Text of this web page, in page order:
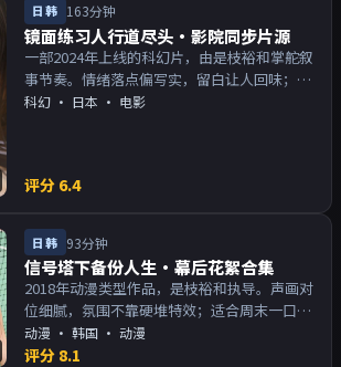
日韩 163分钟
镜面练习人行道尽头·影院同步片源
一部2024年上线的科幻片，由是枝裕和掌舵叙
事节奏。情绪落点偏写实，留白让人回味；片
尾余韵足，讨论空间大。主演以演技派为主，
科幻 · 日本 · 电影
评分 6.4
日韩 93分钟
信号塔下备份人生·幕后花絮合集
2018年动漫类型作品，是枝裕和执导。声画对
位细腻，氛围不靠硬堆特效；适合周末一口气
追完。主演以演技派为主，适合喜欢强叙事与
人物关系的观众加入片单。
动漫 · 韩国 · 动漫
评分 8.1